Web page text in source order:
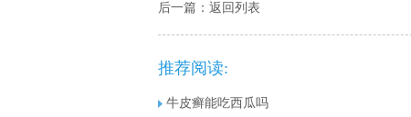
后一篇： 返回列表
推荐阅读:
牛皮癣能吃西瓜吗